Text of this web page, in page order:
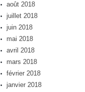
août 2018
juillet 2018
juin 2018
mai 2018
avril 2018
mars 2018
février 2018
janvier 2018